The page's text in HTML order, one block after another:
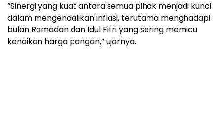
“Sinergi yang kuat antara semua pihak menjadi kunci
dalam mengendalikan inflasi, terutama menghadapi
bulan Ramadan dan Idul Fitri yang sering memicu
kenaikan harga pangan,” ujarnya.